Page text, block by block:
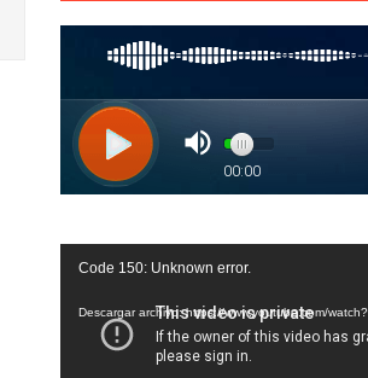
Reproductor
vídeo
Code 150: Unknown error.
Descargar archivo: https://www.youtube.com/